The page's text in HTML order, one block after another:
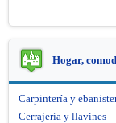
Hogar,
Carpintería y
Cerrajería y llavines